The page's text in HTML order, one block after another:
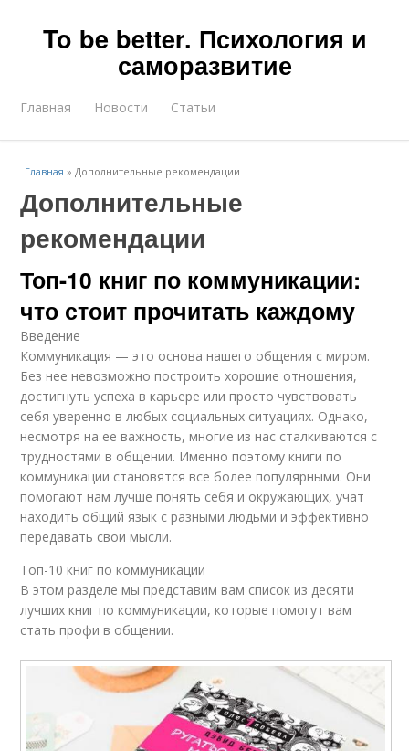
To be better. Психология и
саморазвитие
Главная Новости Статьи
Главная »Дополнительные рекомендации
Дополнительные
рекомендации
Топ-10 книг по коммуникации:
что стоит прочитать каждому
Введение
Коммуникация — это основа нашего общения с миром.
Без нее невозможно построить хорошие отношения,
достигнуть успеха в карьере или просто чувствовать
себя уверенно в любых социальных ситуациях. Однако,
несмотря на ее важность, многие из нас сталкиваются с
трудностями в общении. Именно поэтому книги по
коммуникации становятся все более популярными. Они
помогают нам лучше понять себя и окружающих, учат
находить общий язык с разными людьми и эффективно
передавать свои мысли.
Топ-10 книг по коммуникации
В этом разделе мы представим вам список из десяти
лучших книг по коммуникации, которые помогут вам
стать профи в общении.